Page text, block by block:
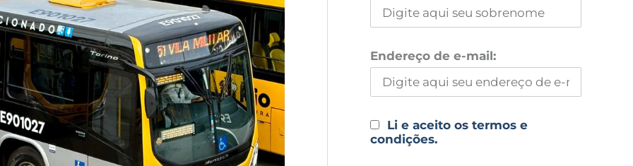
Endereço de e-mail:
Li e aceito os termos e
condições.